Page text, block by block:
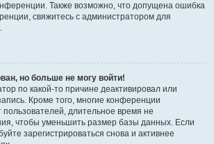
Также возможно, что допущена ошибка
свяжитесь с администратором для
но больше не могу войти!
по какой-то причине деактивировал или
Кроме того, многие конференции
длительное время не
чтобы уменьшить размер базы данных. Если
зарегистрироваться снова и активнее